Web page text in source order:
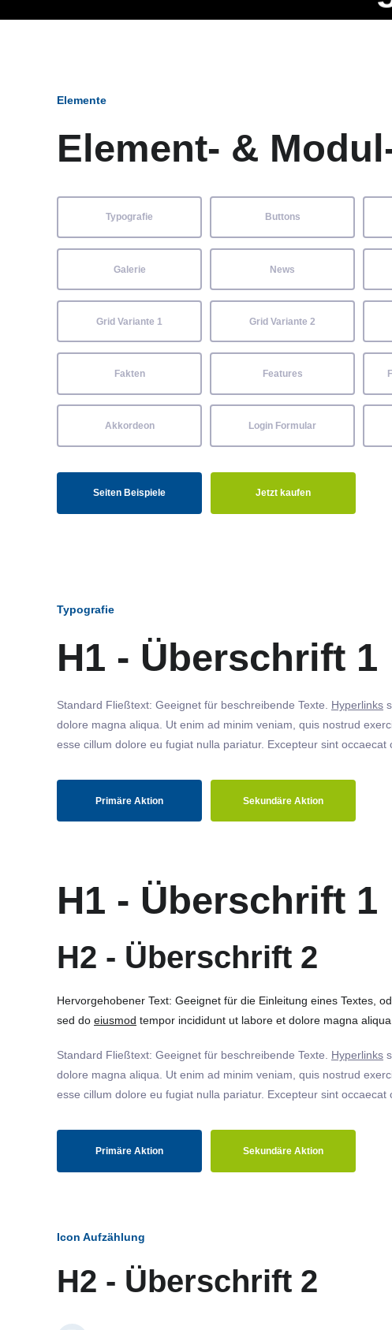
Elemente
Element- &
Typografie Buttons
Galerie News
Grid Variante 1 Grid Variante 2
Fakten Features
Akkordeon Login Formular
Seiten Beispiele Jetzt kaufen
Typografie
H1 - Überschrift 1
Standard Fließtext: Geeignet für beschreibende Texte. Hyperlinks
dolore magna aliqua. Ut enim ad minim veniam, quis nostrud
esse cillum dolore eu fugiat nulla pariatur. Excepteur sint
Primäre Aktion Sekundäre Aktion
H1 - Überschrift 1
H2 - Überschrift 2
Hervorgehobener Text: Geeignet für die Einleitung eines Textes,
sed do eiusmod tempor incididunt ut labore et dolore magna
Standard Fließtext: Geeignet für beschreibende Texte. Hyperlinks
dolore magna aliqua. Ut enim ad minim veniam, quis nostrud
esse cillum dolore eu fugiat nulla pariatur. Excepteur sint
Primäre Aktion Sekundäre Aktion
Icon Aufzählung
H2 - Überschrift 2